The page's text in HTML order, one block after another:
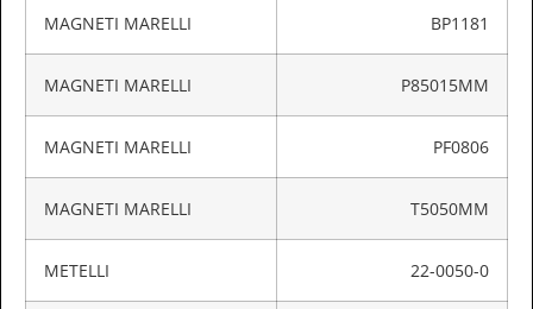
MAGNETI MARELLI BP1181
MAGNETI MARELLI P85015MM
MAGNETI MARELLI PF0806
MAGNETI MARELLI T5050MM
METELLI 22-0050-0